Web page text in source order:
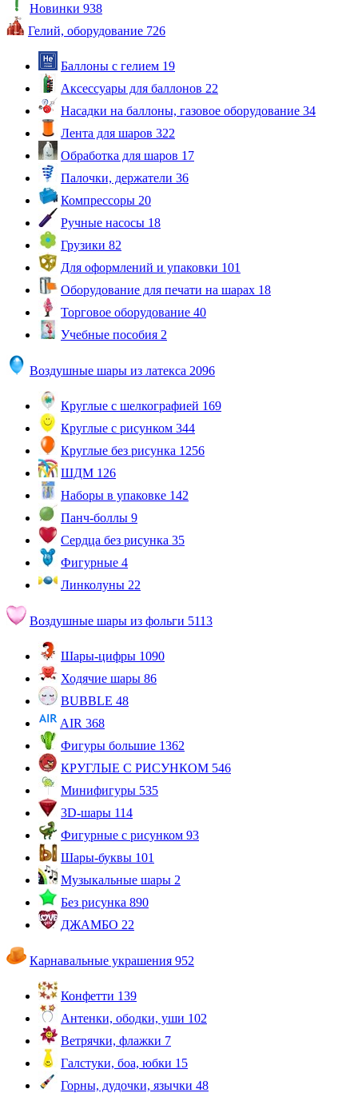
Новинки 938
Гелий, оборудование 726
Баллоны с гелием 19
Аксессуары для баллонов 22
Насадки на баллоны, газовое оборудование 34
Лента для шаров 322
Обработка для шаров 17
Палочки, держатели 36
Компрессоры 20
Ручные насосы 18
Грузики 82
Для оформлений и упаковки 101
Оборудование для печати на шарах 18
Торговое оборудование 40
Учебные пособия 2
Воздушные шары из латекса 2096
Круглые с шелкографией 169
Круглые с рисунком 344
Круглые без рисунка 1256
ШДМ 126
Наборы в упаковке 142
Панч-боллы 9
Сердца без рисунка 35
Фигурные 4
Линколуны 22
Воздушные шары из фольги 5113
Шары-цифры 1090
Ходячие шары 86
BUBBLE 48
AIR 368
Фигуры большие 1362
КРУГЛЫЕ С РИСУНКОМ 546
Минифигуры 535
3D-шары 114
Фигурные с рисунком 93
Шары-буквы 101
Музыкальные шары 2
Без рисунка 890
ДЖАМБО 22
Карнавальные украшения 952
Конфетти 139
Антенки, ободки, уши 102
Ветрячки, флажки 7
Галстуки, боа, юбки 15
Горны, дудочки, язычки 48